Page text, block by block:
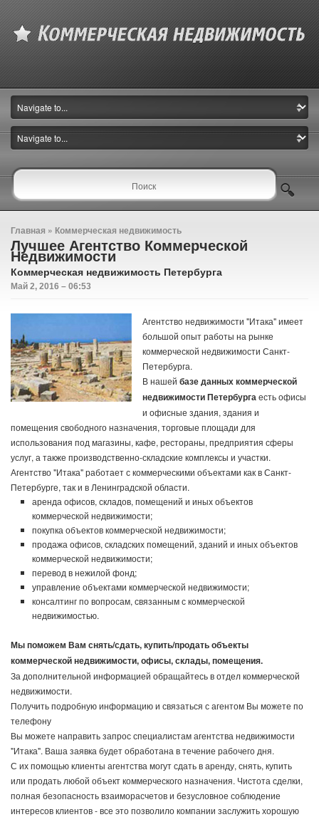
Главная » Коммерческая недвижимость
Лучшее Агентство Коммерческой
Недвижимости
Коммерческая недвижимость Петербурга
Май 2, 2016 – 06:53
Агентство недвижимости "Итака" имеет
большой опыт работы на рынке
коммерческой недвижимости Санкт-
Петербурга.
В нашей базе данных коммерческой
недвижимости Петербургаесть офисы
и офисные здания, здания и
помещения свободного назначения, торговые площади для
использования под магазины, кафе, рестораны, предприятия сферы
услуг, а также производственно-складские комплексы и участки.
Агентство "Итака" работает с коммерческими объектами как в Санкт-
Петербурге, так и в Ленинградской области.
аренда офисов, складов, помещений и иных объектов
коммерческой недвижимости;
покупка объектов коммерческой недвижимости;
продажа офисов, складских помещений, зданий и иных объектов
коммерческой недвижимости;
перевод в нежилой фонд;
управление объектами коммерческой недвижимости;
консалтинг по вопросам, связанным с коммерческой
недвижимостью.
Мы поможем Вам снять/сдать, купить/продать объекты
коммерческой недвижимости, офисы, склады, помещения.
За дополнительной информацией обращайтесь в отдел коммерческой
недвижимости.
Получить подробную информацию и связаться с агентом Вы можете по
телефону
Вы можете направить запрос специалистам агентства недвижимости
"Итака". Ваша заявка будет обработана в течение рабочего дня.
С их помощью клиенты агентства могут сдать в аренду, снять, купить
или продать любой объект коммерческого назначения. Чистота сделки,
полная безопасность взаиморасчетов и безусловное соблюдение
интересов клиентов - все это позволило компании заслужить хорошую